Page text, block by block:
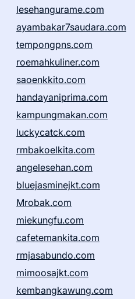
lesehangurame.com
ayambakar7saudara.com
tempongpns.com
roemahkuliner.com
saoenkkito.com
handayaniprima.com
kampungmakan.com
luckycatck.com
rmbakoelkita.com
angelesehan.com
bluejasminejkt.com
Mrobak.com
miekungfu.com
cafetemankita.com
rmjasabundo.com
mimoosajkt.com
kembangkawung.com